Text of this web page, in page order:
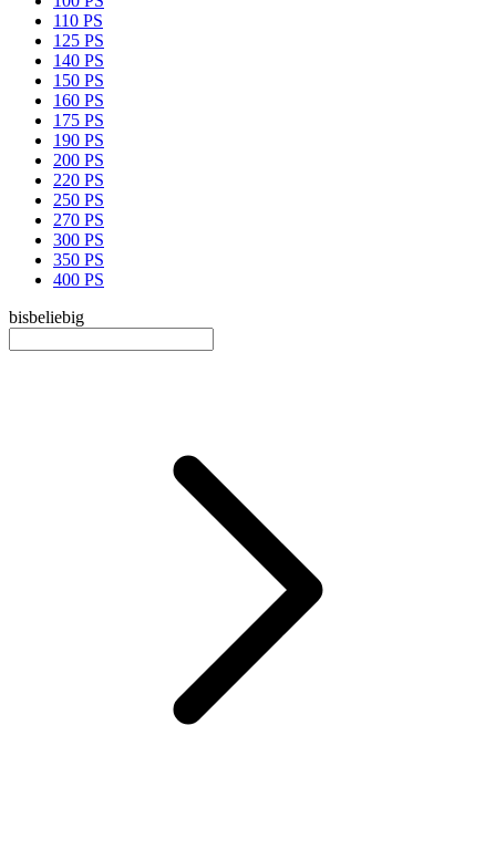
110 PS
125 PS
140 PS
150 PS
160 PS
175 PS
190 PS
200 PS
220 PS
250 PS
270 PS
300 PS
350 PS
400 PS
bisbeliebig